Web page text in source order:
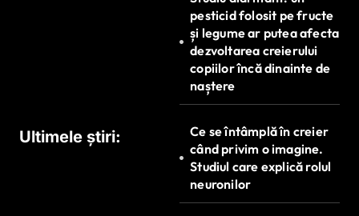
Ultimele știri:
pesticid folosit pe fructe
și legume ar putea afecta
dezvoltarea creierului
copiilor încă dinainte de
naștere
Ce se întâmplă în creier
când privim o imagine.
Studiul care explică rolul
neuronilor